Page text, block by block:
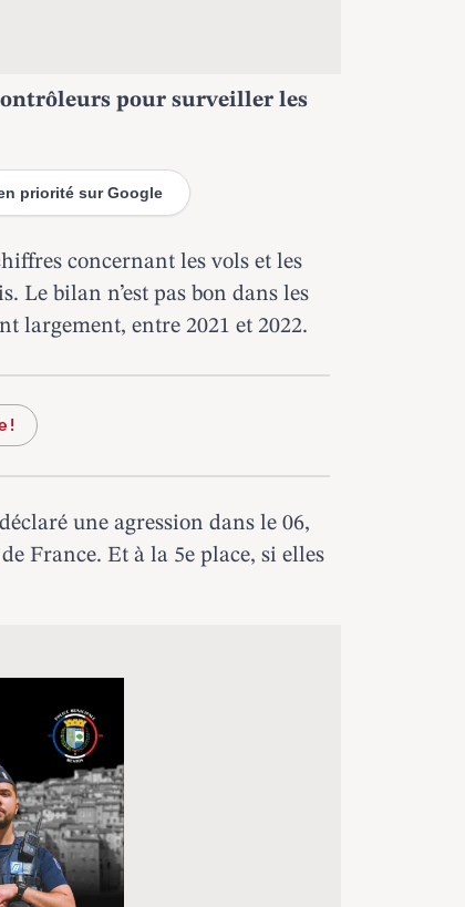
pour surveiller les
priorité sur Google
concernant les vols et les
Le bilan n’est pas bon dans les
largement, entre 2021 et 2022.
!
une agression dans le 06,
France. Et à la 5e place, si elles